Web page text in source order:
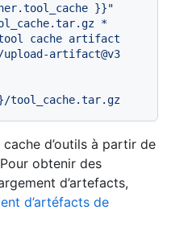
cache artifact
artifact@v3
tool_cache.tar.gz
d’outils à partir de
obtenir des
d’artefacts,
d’artéfacts de